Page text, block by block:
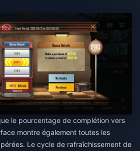
le pourcentage de complétion vers
montre également toutes les
Le cycle de rafraîchissement de